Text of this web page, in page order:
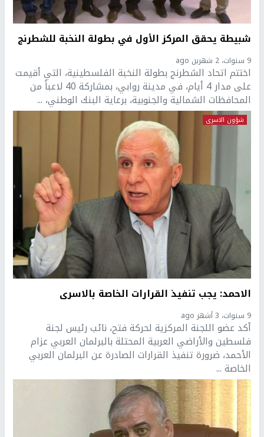
شبيطة يحقق المركز الأول في بطولة النخبة للشطرنج
9 سنوات، 2 شهرين ago
اختتم اتحاد الشطرنج بطولة النخبة الفلسطينية، التي أقيمت
على مدار 4 أيام، في مدينة روابي، بمشاركة 40 لاعباً من
المحافظات الشمالية والجنوبية، برعاية البنك الوطني، ...
شؤون الاسرى
الاحمد: يجب تنفيذ القرارات الخاصة بالاسرى
9 سنوات، 3 أشهر ago
أكد عضو اللجنة المركزية لحركة فتح، نائب رئيس لجنة
فلسطين والأراضي العربية المحتلة بالبرلمان العربي عزام
الأحمد، ضرورة تنفيذ القرارات الصادرة عن البرلمان العربي
الخاصة ...